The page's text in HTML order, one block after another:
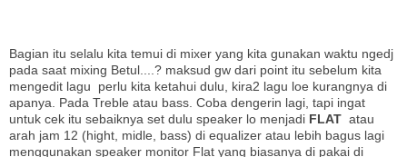
Bagian itu selalu kita temui di mixer yang kita gunakan waktu ngedj
pada saat mixing Betul....? maksud gw dari point itu sebelum kita
mengedit lagu perlu kita ketahui dulu, kira2 lagu loe kurangnya di
apanya. Pada Treble atau bass. Coba dengerin lagi, tapi ingat
untuk cek itu sebaiknya set dulu speaker lo menjadi FLAT atau
arah jam 12 (hight, midle, bass) di equalizer atau lebih bagus lagi
menggunakan speaker monitor Flat yang biasanya di pakai di